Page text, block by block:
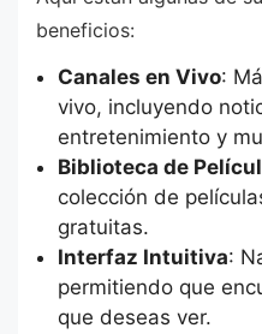
beneficios:
Canales en Vivo:
vivo, incluyendo
entretenimiento y
Biblioteca de
colección de
gratuitas.
Interfaz Intuitiva:
permitiendo que
que deseas ver.